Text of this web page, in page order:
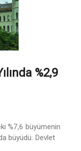
%2,9
%7,6 büyümenin
büyüdü. Devlet